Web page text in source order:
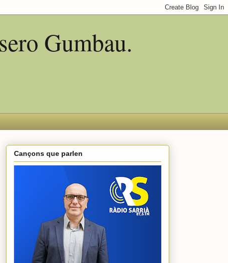
Gumbau.
Cançons que parlen